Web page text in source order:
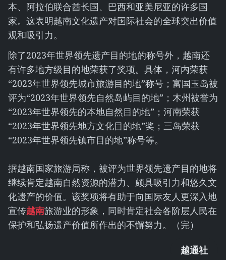
本、阿拉伯联合酋长国、巴西和亚美尼亚的许多国
家。这表明越南文化遗产对国际社会的全球突出价值
观和吸引力。
除了2023年世界领先遗产目的地的称号外，越南还
有许多地方级目的地荣获了奖项。具体，河内荣获
“2023年世界领先城市旅游目的地”称号；富国玉岛被
评为“2023年世界领先自然岛屿目的地”；木州被誉为
“2023年世界领先的本地自然目的地”；河南荣获
“2023年世界领先地方文化目的地”奖；三岛荣获
“2023年世界领先镇市目的地”称号等。
据越南国家旅游局称，被评为世界领先遗产目的地将
继续肯定越南自然资源的潜力、颇具吸引力和悠久文
化遗产的价值。该奖项将有助于向国际友人更深入地
宣传越南旅游业的形象，同时肯定社会各阶层人民在
保护和弘扬遗产价值所作出的不懈努力。（完）
越通社